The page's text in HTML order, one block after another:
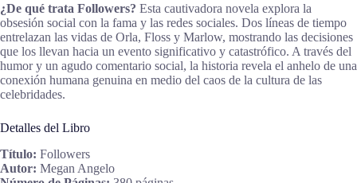
¿De qué trata Followers? Esta cautivadora novela explora la
obsesión social con la fama y las redes sociales. Dos líneas de tiempo
entrelazan las vidas de Orla, Floss y Marlow, mostrando las decisiones
que los llevan hacia un evento significativo y catastrófico. A través del
humor y un agudo comentario social, la historia revela el anhelo de una
conexión humana genuina en medio del caos de la cultura de las
celebridades.
Detalles del Libro
Título: Followers
Autor: Megan Angelo